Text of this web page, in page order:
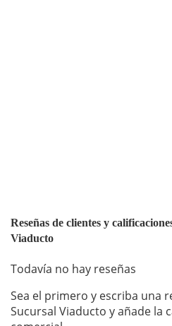
Reseñas de clientes y
Viaducto
Todavía no hay reseñas
Sea el primero y escriba una
Sucursal Viaducto y añade la